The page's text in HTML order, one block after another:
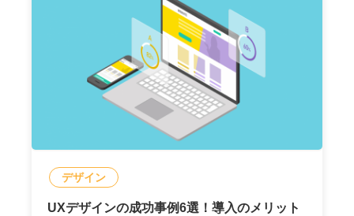
デザイン
UXデザインの成功事例6選！導入のメリット